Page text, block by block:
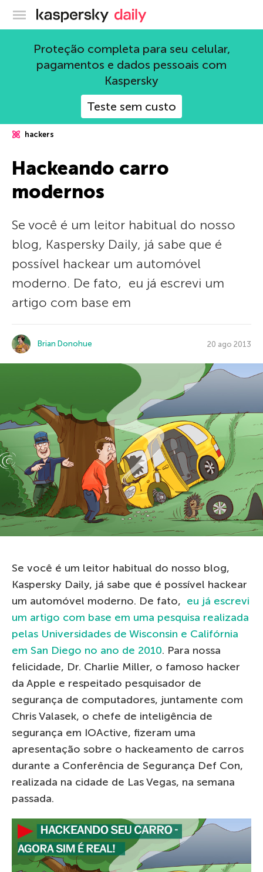
Blog oficial da Kaspersky
Proteção completa para seu celular,
pagamentos e dados pessoais com
Kaspersky
Teste sem custo
hackers
Hackeando carro
modernos
Se você é um leitor habitual do nosso
blog, Kaspersky Daily, já sabe que é
possível hackear um automóvel
moderno. De fato, eu já escrevi um
artigo com base em
Brian Donohue 20 ago 2013
Se você é um leitor habitual do nosso blog,
Kaspersky Daily, já sabe que é possível hackear
um automóvel moderno. De fato, eu já escrevi
um artigo com base em uma pesquisa realizada
pelas Universidades de Wisconsin e Califórnia
em San Diego no ano de 2010. Para nossa
felicidade, Dr. Charlie Miller, o famoso hacker
da Apple e respeitado pesquisador de
segurança de computadores, juntamente com
Chris Valasek, o chefe de inteligência de
segurança em IOActive, fizeram uma
apresentação sobre o hackeamento de carros
durante a Conferência de Segurança Def Con,
realizada na cidade de Las Vegas, na semana
passada.